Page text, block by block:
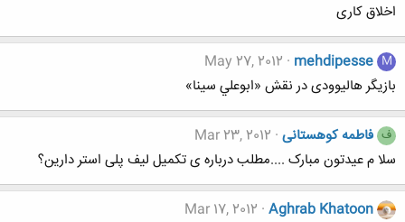
اخلاق کاری
M
mehdipesse
May 27, 2012
بازیگر هالیوودی در نقش «ابوعلي سينا»
ف فاطمه کوهستانی Mar 23, 2012
سلا م عیدتون مبارک ....مطلب درباره ی تکمیل لیف پلی استر دارین؟
Aghrab Khatoon
Mar 17, 2012